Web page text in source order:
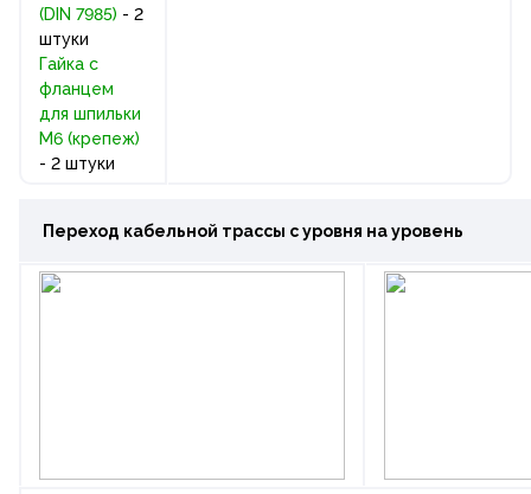
(DIN 7985) - 2
штуки
Гайка с
фланцем
для шпильки
М6 (крепеж)
- 2 штуки
Переход кабельной трассы с уровня на уровень